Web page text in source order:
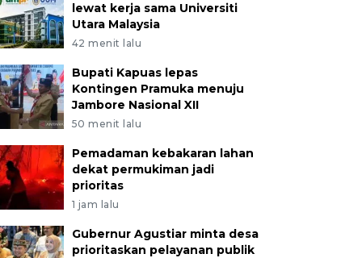
lewat kerja sama Universiti
Utara Malaysia
42 menit lalu
Bupati Kapuas lepas
Kontingen Pramuka menuju
Jambore Nasional XII
50 menit lalu
Pemadaman kebakaran lahan
dekat permukiman jadi
prioritas
1 jam lalu
Gubernur Agustiar minta desa
prioritaskan pelayanan publik